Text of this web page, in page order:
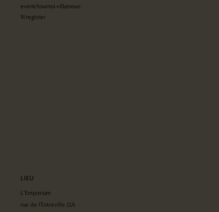
event/tournoi-villainous-
9/register
LIEU
L’Emporium
rue de l'Entreville 11A